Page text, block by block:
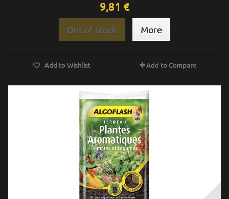
9,81 €
Out of stock More
Add to Wishlist Add to Compare